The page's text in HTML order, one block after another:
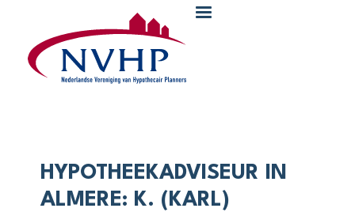
Overslaan en naar de inhoud gaan
HYPOTHEEKADVISEUR IN
ALMERE: K. (KARL)